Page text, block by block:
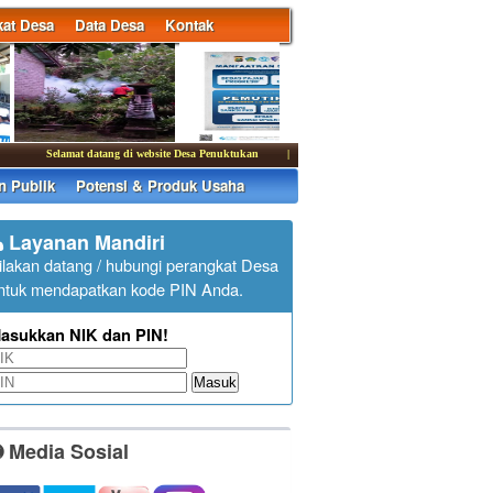
Desa Data Desa Kontak
Selamat datang di website Desa Penuktukan
Publik Potensi & Produk Usaha
Layanan Mandiri
datang / hubungi perangkat Desa
mendapatkan kode PIN Anda.
NIK dan PIN!
Masuk
Media Sosial